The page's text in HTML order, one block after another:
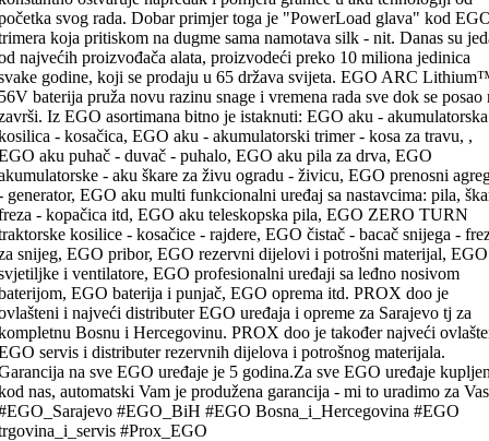
svog rada. Dobar primjer toga je "PowerLoad glava" kod
koja pritiskom na dugme sama namotava silk - nit. Danas su
najvećih proizvođača alata, proizvodeći preko 10 miliona jedinica
godine, koji se prodaju u 65 država svijeta. EGO ARC
baterija pruža novu razinu snage i vremena rada sve dok se posao
Iz EGO asortimana bitno je istaknuti: EGO aku - akumulatorska
- kosačica, EGO aku - akumulatorski trimer - kosa za travu, ,
aku puhač - duvač - puhalo, EGO aku pila za drva, EGO
- aku škare za živu ogradu - živicu, EGO prenosni
generator, EGO aku multi funkcionalni uređaj sa nastavcima: pila,
- kopačica itd, EGO aku teleskopska pila, EGO ZERO TURN
kosilice - kosačice - rajdere, EGO čistač - bacač snijega -
snijeg, EGO pribor, EGO rezervni dijelovi i potrošni materijal, EGO
i ventilatore, EGO profesionalni uređaji sa leđno nosivom
EGO baterija i punjač, EGO oprema itd. PROX doo je
i najveći distributer EGO uređaja i opreme za Sarajevo tj za
Bosnu i Hercegovinu. PROX doo je također najveći
servis i distributer rezervnih dijelova i potrošnog materijala.
na sve EGO uređaje je 5 godina.Za sve EGO uređaje
nas, automatski Vam je produžena garancija - mi to uradimo za
#EGO_BiH #EGO Bosna_i_Hercegovina #EGO
#Prox_EGO